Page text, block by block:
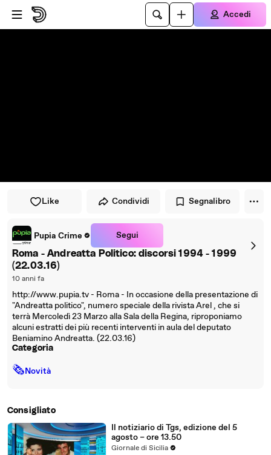
Vai al lettore
Passa al contenuto principale
Accedi
Like Condividi Segnalibro
Pupia Crime Segui
Roma - Andreatta Politico: discorsi 1994 - 1999
(22.03.16)
10 anni fa
http://www.pupia.tv - Roma - In occasione della presentazione di
"Andreatta politico", numero speciale della rivista Arel , che si
terrà Mercoledì 23 Marzo alla Sala della Regina, riproponiamo
alcuni estratti dei più recenti interventi in aula del deputato
Beniamino Andreatta. (22.03.16)
Categoria
🗞Novità
Consigliato
Il notiziario di Tgs, edizione del 5
agosto – ore 13.50
Giornale di Sicilia